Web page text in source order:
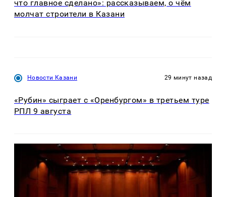
что главное сделано»: рассказываем, о чём
молчат строители в Казани
Новости Казани 29 минут назад
«Рубин» сыграет с «Оренбургом» в третьем туре
РПЛ 9 августа